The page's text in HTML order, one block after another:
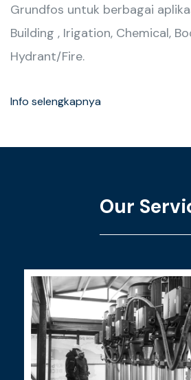
Grundfos untuk berbagai
Building , Irigation, Chemical,
Hydrant/Fire.
Info selengkapnya
Our